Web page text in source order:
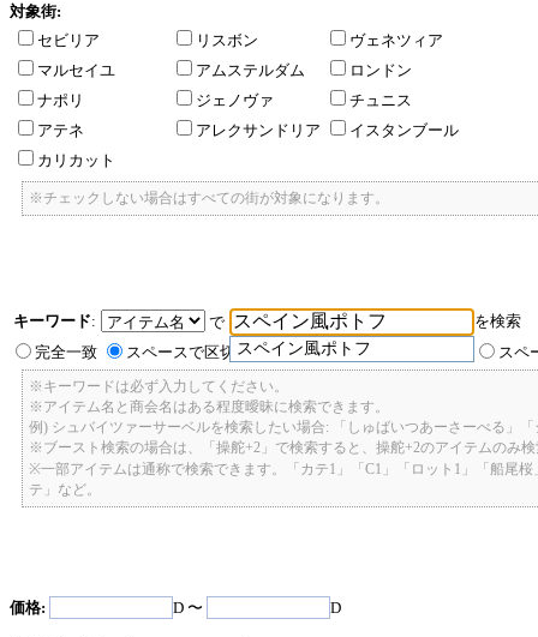
対象街:
セビリア
リスボン
ヴェネツィア
マルセイユ
アムステルダム
ロンドン
ナポリ
ジェノヴァ
チュニス
アテネ
アレクサンドリア
イスタンブール
カリカット
※チェックしない場合はすべての街が対象になります。
キーワード:
で
スペイン風ポトフ
を検索
完全一致
スペースで区切ったキーワードのいずれかを含む スペ
※キーワードは必ず入力してください。
※アイテム名と商会名はある程度曖昧に検索できます。
例) シュバイツァーサーベルを検索したい場合: 「しゅばいつあーさーべる」
※ブースト検索の場合は、「操舵+2」で検索すると、操舵+2のアイテムのみ
※一部アイテムは通称で検索できます。「カテ1」「C1」「ロット1」「船尾
テ」など。
価格: D 〜 D